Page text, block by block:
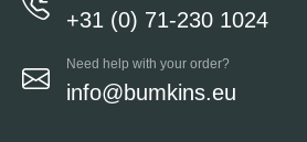
+31 (0) 71-230 1024
Need help with your order?
info@bumkins.eu